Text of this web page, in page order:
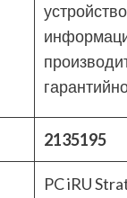
2135195
PC iRU